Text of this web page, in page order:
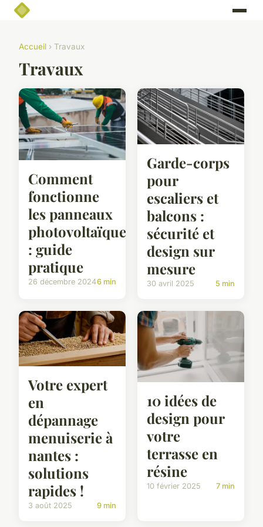
Accueil › Travaux
Travaux
Comment
fonctionne
les panneaux
photovoltaïques
: guide
pratique
26 décembre 20246 min
Garde-corps
pour
escaliers et
balcons :
sécurité et
design sur
mesure
30 avril 2025 5 min
Votre expert
en
dépannage
menuiserie à
nantes :
solutions
rapides !
3 août 2025 9 min
10 idées de
design pour
votre
terrasse en
résine
10 février 2025 7 min